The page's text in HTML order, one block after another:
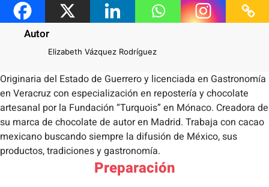
-Decorar
-Hornear
Autor
Elizabeth Vázquez Rodríguez
Originaria del Estado de Guerrero y licenciada en Gastronomía
en Veracruz con especialización en repostería y chocolate
artesanal por la Fundación “Turquois” en Mónaco. Creadora de
su marca de chocolate de autor en Madrid. Trabaja con cacao
mexicano buscando siempre la difusión de México, sus
productos, tradiciones y gastronomía.
Preparación